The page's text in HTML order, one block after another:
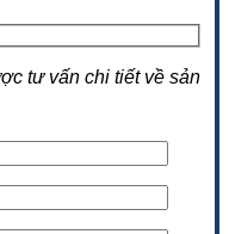
tư vấn chi tiết về sản